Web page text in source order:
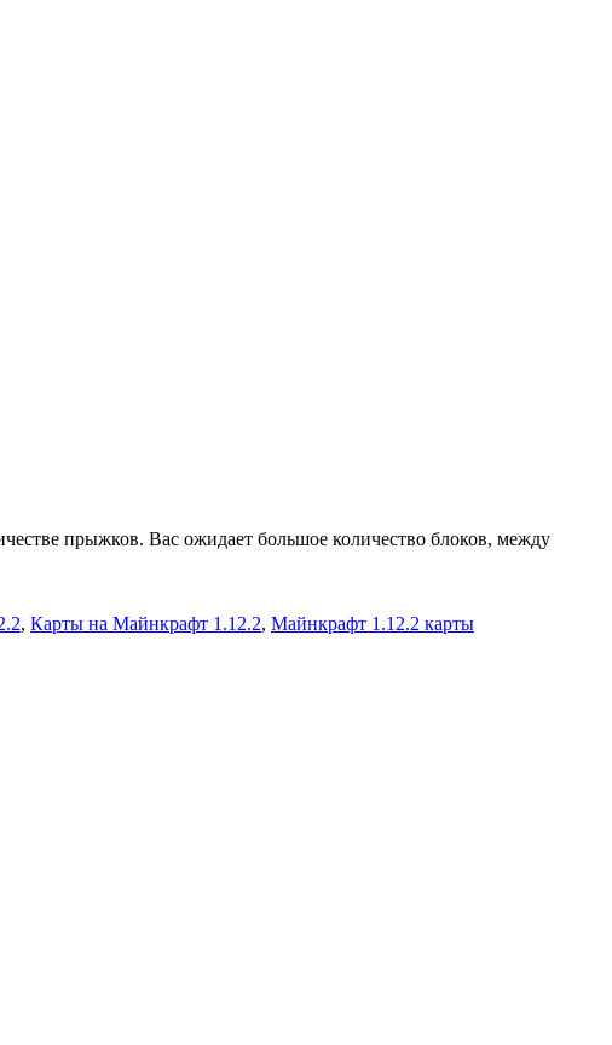
прыжков. Вас ожидает большое количество блоков, между
, Карты на Майнкрафт 1.12.2, Майнкрафт 1.12.2 карты